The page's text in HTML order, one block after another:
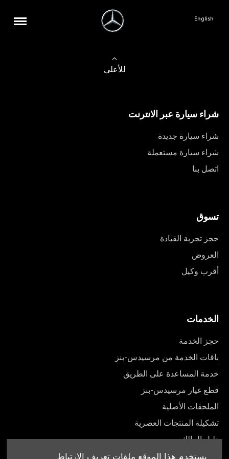
يستخدم هذا الموقع ملفات تعريف الارتباط
English
للأعلى
شراء سيارة عبر الانترنت
شراء سيارة جديدة
شراء سيارة مستعملة
اتصل بنا
تسوق
حجز تجربة القيادة
العروض
أقرب وكيل
الخدمات
حجز الخدمة
باقات الخدمة من مرسيدس-بنز
خدمة المساعدة على الطريق
قطع غيار مرسيدس-بنز
الملحقات الأصلية
تشكيلة المنتجات العصرية
دليل المالك